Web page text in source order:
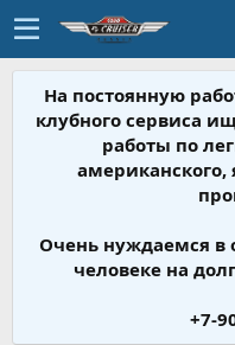
На постоянную
клубного сервиса
работы по
американского,
Очень нуждаемся в
человеке на
+7-